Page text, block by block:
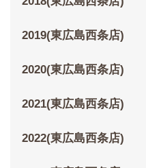
2019(東広島西条店)
2020(東広島西条店)
2021(東広島西条店)
2022(東広島西条店)